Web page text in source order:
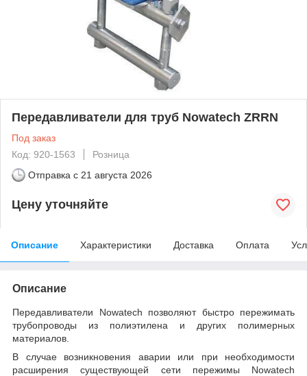
Передавливатели для труб Nowatech ZRRN
Под заказ
Код: 920-1563
Розница
Отправка с 21 августа 2026
Цену уточняйте
Описание Характеристики Доставка Оплата
Описание
Передавливатели Nowatech позволяют быстро пережимать
трубопроводы из полиэтилена и других полимерных
материалов.
В случае возникновения аварии или при необходимости
расширения существующей сети пережимы Nowatech